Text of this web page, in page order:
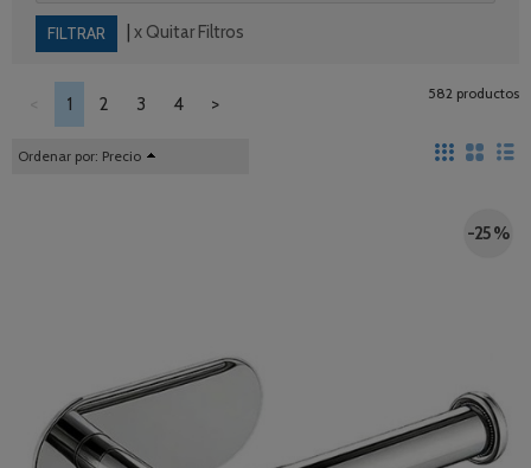
x Quitar Filtros
1 2 3 4 >
582 productos
Ordenar por: Precio
-25 %